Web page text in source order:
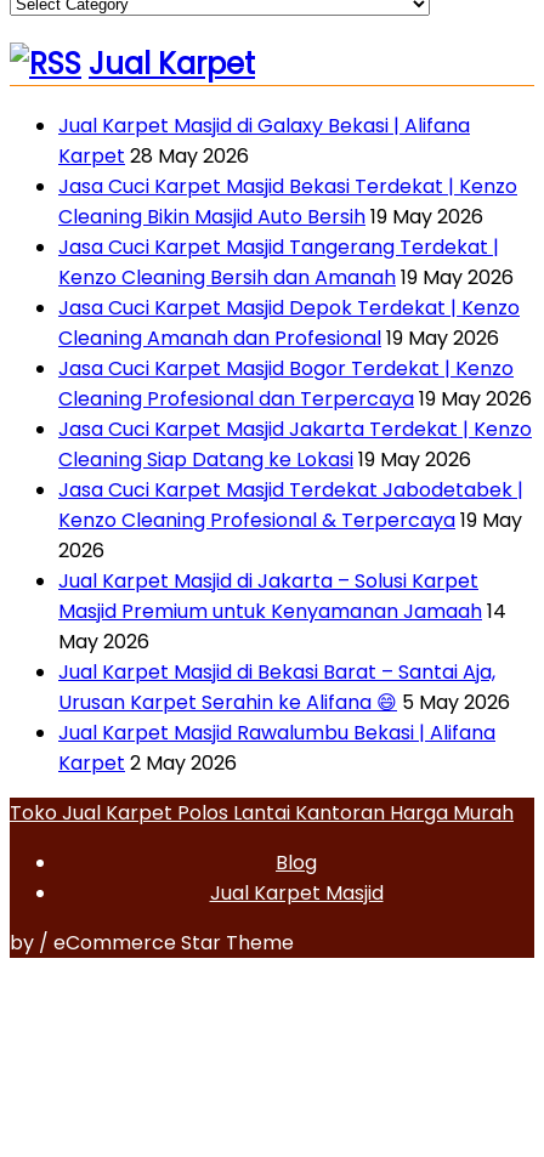
Jual Karpet
Jual Karpet Masjid di Galaxy Bekasi | Alifana
Karpet 28 May 2026
Jasa Cuci Karpet Masjid Bekasi Terdekat | Kenzo
Cleaning Bikin Masjid Auto Bersih19 May 2026
Jasa Cuci Karpet Masjid Tangerang Terdekat |
Kenzo Cleaning Bersih dan Amanah19 May 2026
Jasa Cuci Karpet Masjid Depok Terdekat | Kenzo
Cleaning Amanah dan Profesional19 May 2026
Jasa Cuci Karpet Masjid Bogor Terdekat | Kenzo
Cleaning Profesional dan Terpercaya19 May 2026
Jasa Cuci Karpet Masjid Jakarta Terdekat | Kenzo
Cleaning Siap Datang ke Lokasi19 May 2026
Jasa Cuci Karpet Masjid Terdekat Jabodetabek |
Kenzo Cleaning Profesional & Terpercaya19 May
2026
Jual Karpet Masjid di Jakarta – Solusi Karpet
Masjid Premium untuk Kenyamanan Jamaah14
May 2026
Jual Karpet Masjid di Bekasi Barat – Santai Aja,
Urusan Karpet Serahin ke Alifana 😄 5 May 2026
Jual Karpet Masjid Rawalumbu Bekasi | Alifana
Karpet 2 May 2026
Toko Jual Karpet Polos Lantai Kantoran Harga Murah
Blog
Jual Karpet Masjid
by / eCommerce Star Theme